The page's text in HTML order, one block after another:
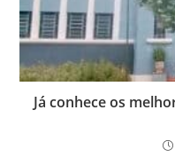
Já conhece os